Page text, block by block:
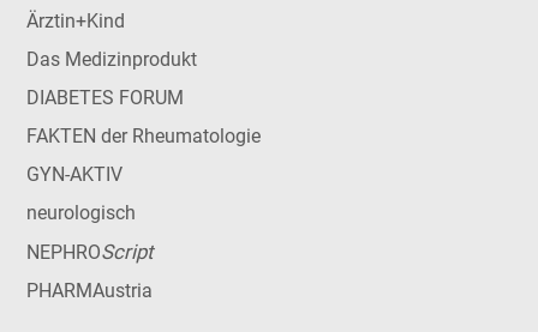
Ärztin+Kind
Das Medizinprodukt
DIABETES FORUM
FAKTEN der Rheumatologie
GYN-AKTIV
neurologisch
NEPHROScript
PHARMAustria